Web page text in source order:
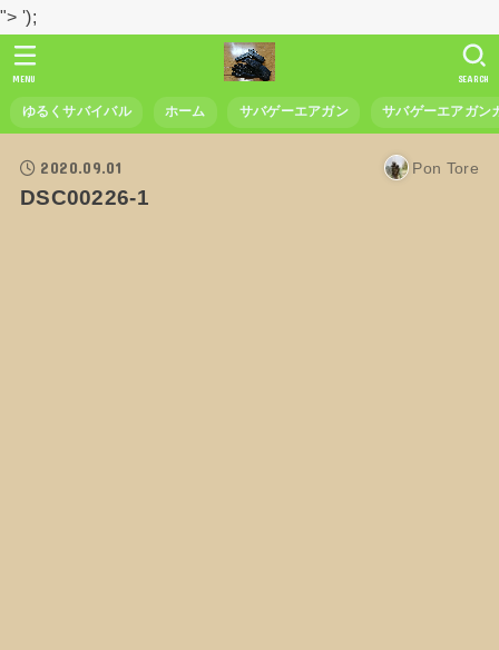
"> ');
ゆるくサバイバル ホーム サバゲーエアガン サバゲーエアガン
SEARCH
MENU
2020.09.01 Pon Tore
DSC00226-1